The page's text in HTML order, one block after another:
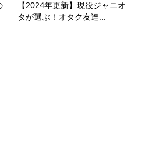
【2024年更新】現役ジャニオ
タが選ぶ！オタク友達...